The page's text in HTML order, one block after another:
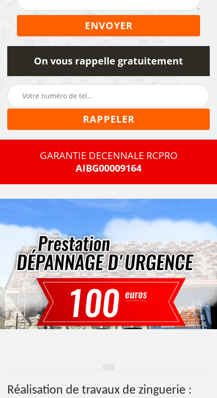
On vous rappelle gratuitement
GARANTIE DECENNALE RCPRO
AIBG00009164
Réalisation de travaux de zinguerie :